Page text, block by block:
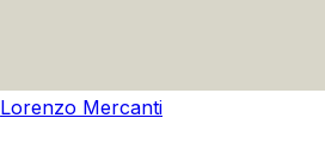
Lorenzo Mercanti